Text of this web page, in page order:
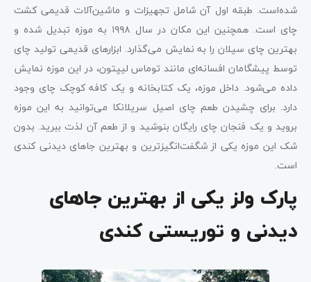
شده‌است. طبقه اول آن شامل تجهیزات و ماشین‌آلات قدیمی کشت
چای است. همچنین این مکان در سال ۱۹۹۸ به موزه تبدیل شده و
بهترین چای سیلان را به نمایش می‌گذارد. ابزارهای قدیمی تولید چای
توسط پیشگامان افسانه‌ای مانند توماس لیپتون، در این موزه نمایش
داده می‌شود. داخل موزه، یک کتابخانه و یک کافه کوچک چای وجود
دارد. برای چشیدن طعم چای اصیل سریلانکا می‌توانید به این موزه
بروید و یک فنجان چای رایگان بنوشید و از طعم آن لذت ببرید. بدون
شک این موزه یکی از شگفت‌انگیزترین و بهترین جاهای دیدنی کندی
است.
پارک ولز یکی از بهترین جاهای
دیدنی و توریستی کندی